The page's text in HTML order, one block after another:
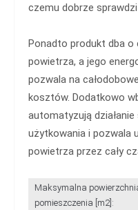
czemu dobrze
Ponadto produkt dba o
powietrza, a jego
pozwala na
kosztów. Dodatkowo
automatyzują
użytkowania i pozwala
powietrza przez cały
Maksymalna
pomieszczenia [m2]: